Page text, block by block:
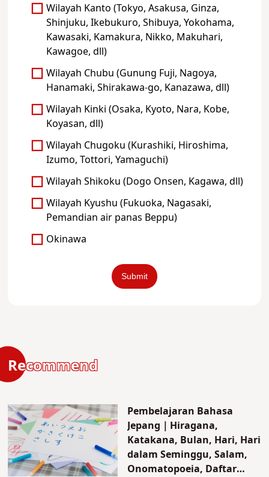
Wilayah Kanto (Tokyo, Asakusa, Ginza,
Shinjuku, Ikebukuro, Shibuya, Yokohama,
Kawasaki, Kamakura, Nikko, Makuhari,
Kawagoe, dll)
Wilayah Chubu (Gunung Fuji, Nagoya,
Hanamaki, Shirakawa-go, Kanazawa, dll)
Wilayah Kinki (Osaka, Kyoto, Nara, Kobe,
Koyasan, dll)
Wilayah Chugoku (Kurashiki, Hiroshima,
Izumo, Tottori, Yamaguchi)
Wilayah Shikoku (Dogo Onsen, Kagawa, dll)
Wilayah Kyushu (Fukuoka, Nagasaki,
Pemandian air panas Beppu)
Okinawa
Recommend
Pembelajaran Bahasa
Jepang｜Hiragana,
Katakana, Bulan, Hari, Hari
dalam Seminggu, Salam,
Onomatopoeia, Daftar